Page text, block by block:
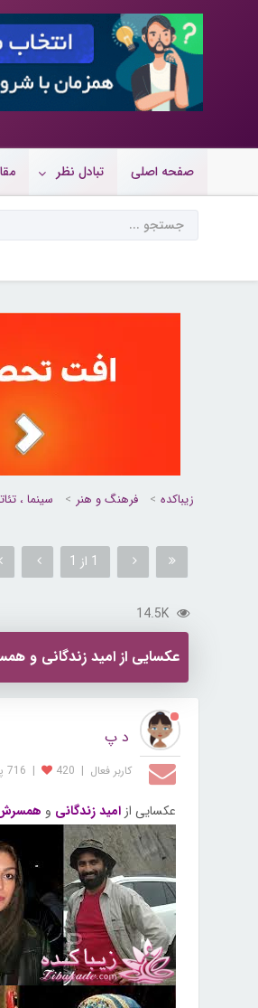
صفحه اصلی تبادل نظر
زیباکده فرهنگ و هنر سینما ،
1 از 1
14.5K
عکسایی از امید زندگانی و
د پ
کاربر فعال |
420
| 716 پست
عکسایی از امید زندگانی و همسرش